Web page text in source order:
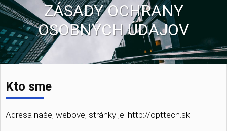
ZÁSADY OCHRANY
OSOBNÝCH ÚDAJOV
Kto sme
Adresa našej webovej stránky je: http://opttech.sk.